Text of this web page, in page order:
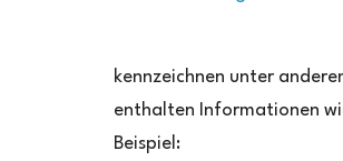
kennzeichnen unter
enthalten Informationen
Beispiel: